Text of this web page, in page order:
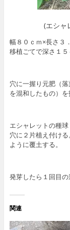
(エシャ
幅８０ｃｍ×長さ３
移植ごてで深さ１５
穴に一握り元肥（
を混和したもの）を
エシャレットの種
穴に２片植え付け
ように覆土する。
発芽したら１回目の
関連